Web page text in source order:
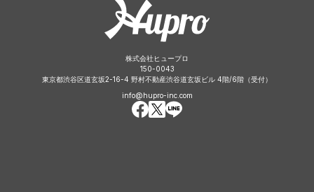
株式会社ヒュープロ
150-0043
東京都渋谷区道玄坂2-16-4 野村不動産渋谷道玄坂ビル 4階/6階（受付）
info@hupro-inc.com